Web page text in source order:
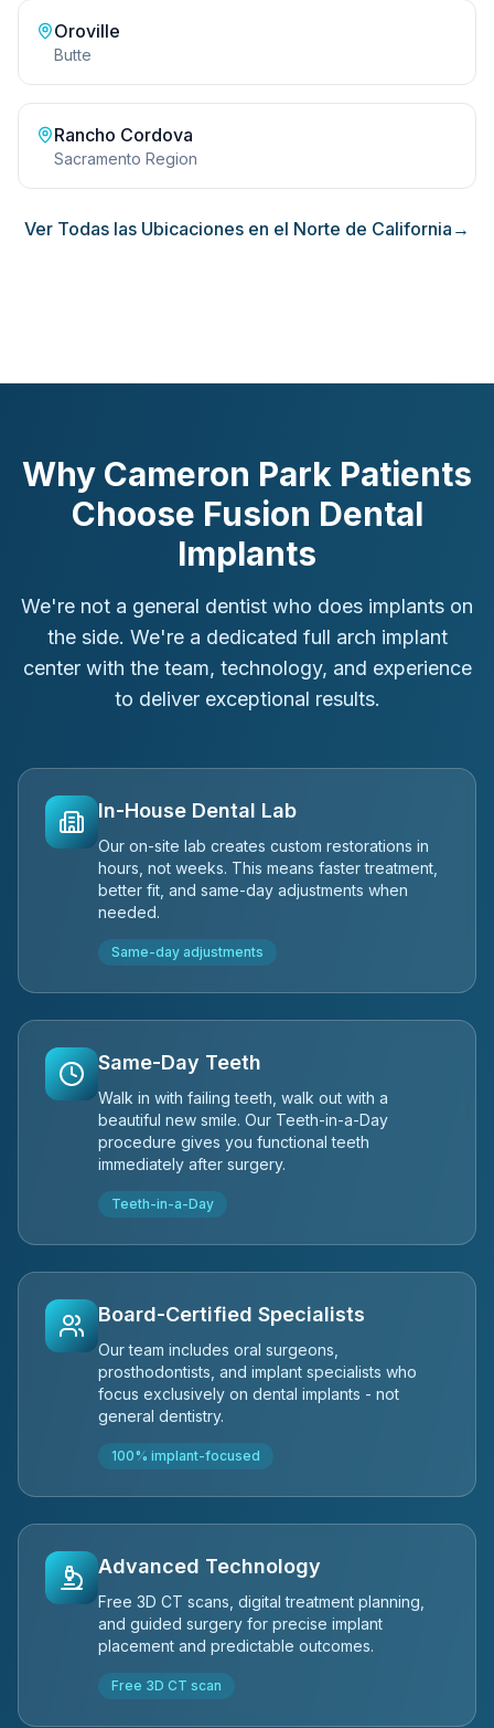
Oroville
Butte
Rancho Cordova
Sacramento Region
Ver Todas las Ubicaciones en el Norte de California →
Why Cameron Park Patients
Choose Fusion Dental
Implants
We're not a general dentist who does implants on
the side. We're a dedicated full arch implant
center with the team, technology, and experience
to deliver exceptional results.
In-House Dental Lab
Our on-site lab creates custom restorations in
hours, not weeks. This means faster treatment,
better fit, and same-day adjustments when
needed.
Same-day adjustments
Same-Day Teeth
Walk in with failing teeth, walk out with a
beautiful new smile. Our Teeth-in-a-Day
procedure gives you functional teeth
immediately after surgery.
Teeth-in-a-Day
Board-Certified Specialists
Our team includes oral surgeons,
prosthodontists, and implant specialists who
focus exclusively on dental implants - not
general dentistry.
100% implant-focused
Advanced Technology
Free 3D CT scans, digital treatment planning,
and guided surgery for precise implant
placement and predictable outcomes.
Free 3D CT scan